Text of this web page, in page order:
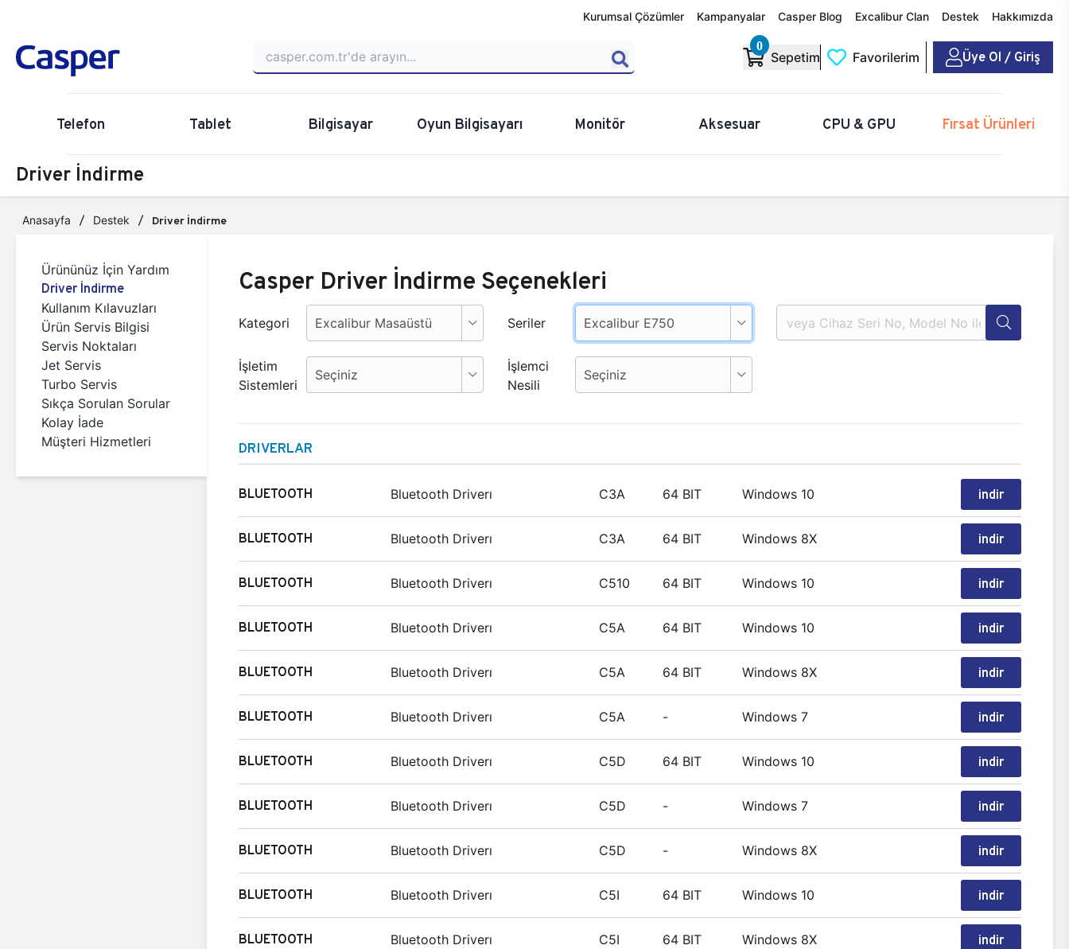
Kurumsal Çözümler Kampanyalar Casper Blog Excalibur Clan Destek Hakkımızda
0
Sepetim Favorilerim Üye Ol / Giriş
Telefon Tablet Bilgisayar Oyun Bilgisayarı Monitör Aksesuar CPU & GPU Fırsat Ürünleri
Driver İndirme
Anasayfa Destek Driver İndirme
Ürününüz İçin Yardım
Driver İndirme
Kullanım Kılavuzları
Ürün Servis Bilgisi
Servis Noktaları
Jet Servis
Turbo Servis
Sıkça Sorulan Sorular
Kolay İade
Müşteri Hizmetleri
Casper Driver İndirme Seçenekleri
Kategori Seriler
İşletim
Sistemleri
İşlemci
Nesili
DRIVERLAR
BLUETOOTH Bluetooth Driverı C3A 64 BIT Windows 10 indir
BLUETOOTH Bluetooth Driverı C3A 64 BIT Windows 8X indir
BLUETOOTH Bluetooth Driverı C510 64 BIT Windows 10 indir
BLUETOOTH Bluetooth Driverı C5A 64 BIT Windows 10 indir
BLUETOOTH Bluetooth Driverı C5A 64 BIT Windows 8X indir
BLUETOOTH Bluetooth Driverı C5A - Windows 7 indir
BLUETOOTH Bluetooth Driverı C5D 64 BIT Windows 10 indir
BLUETOOTH Bluetooth Driverı C5D - Windows 7 indir
BLUETOOTH Bluetooth Driverı C5D - Windows 8X indir
BLUETOOTH Bluetooth Driverı C5I 64 BIT Windows 10 indir
BLUETOOTH Bluetooth Driverı C5I 64 BIT Windows 8X indir